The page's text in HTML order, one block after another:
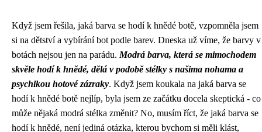
Když jsem řešila, jaká barva se hodí k hnědé botě, vzpomněla jsem
si na dětství a vybírání bot podle barev. Dneska už víme, že barvy v
botách nejsou jen na parádu. Modrá barva, která se mimochodem
skvěle hodí k hnědé, dělá v podobě stélky s našima nohama a
psychikou hotové zázraky. Když jsem koukala na jaká barva se
hodí k hnědé botě nejlíp, byla jsem ze začátku docela skeptická - co
může nějaká modrá stélka změnit? No, musím říct, že jaká barva se
hodí k hnědé, není jediná otázka, kterou bychom si měli klást,